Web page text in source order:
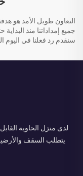
التعاون طويل الأمد هو
جميع إمداداتنا منذ
سنقدم رد فعلنا في اليوم
يتطلب السقف